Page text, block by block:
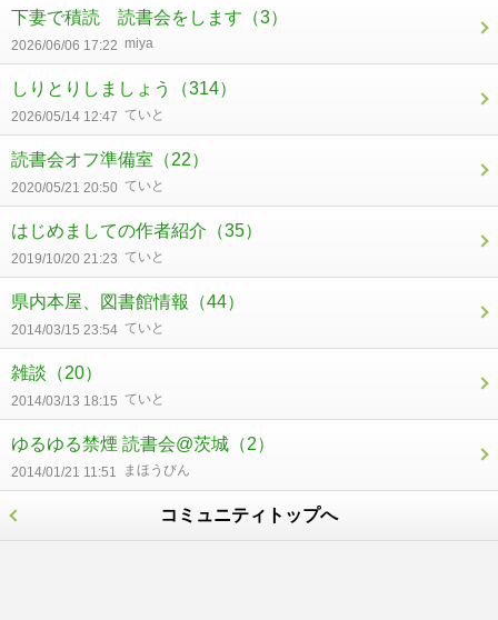
下妻で積読 読書会をします （3）
2026/06/06 17:22 miya
しりとりしましょう （314）
2026/05/14 12:47 ていと
読書会オフ準備室 （22）
2020/05/21 20:50 ていと
はじめましての作者紹介 （35）
2019/10/20 21:23 ていと
県内本屋、図書館情報 （44）
2014/03/15 23:54 ていと
雑談 （20）
2014/03/13 18:15 ていと
ゆるゆる禁煙 読書会@茨城 （2）
2014/01/21 11:51 まほうびん
コミュニティトップへ